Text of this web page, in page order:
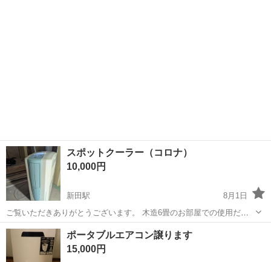
スポットクーラー（コロナ）
10,000円
新田駅
8月1日
ご覧いただきありがとうございます。 木造6畳のお部屋での使用だと
しっかりと冷やしてくれます。 8月6日（木）まで、できるだけ早くと
りにきてくれる方を優先させていただきます。 よろしくおねがいしま
す。
京都 宇治市 新田駅 季節、空調家電
ポータブルエアコン譲ります
15,000円